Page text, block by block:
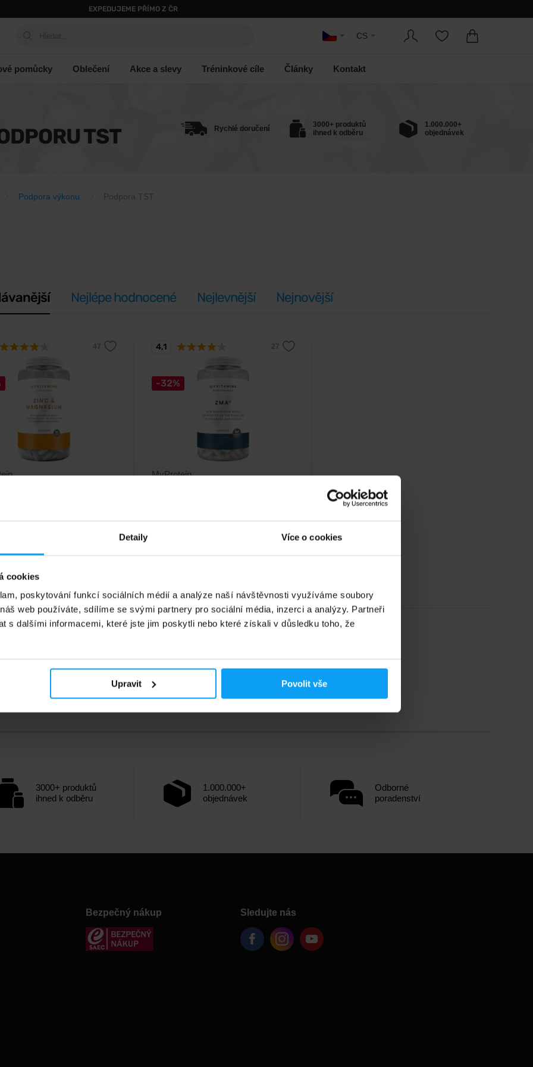
Detaily Více o cookies
cookies
poskytování funkcí sociálních médií a analýze naší návštěvnosti využíváme soubory
web používáte, sdílíme se svými partnery pro sociální média, inzerci a analýzy. Partneři
s dalšími informacemi, které jste jim poskytli nebo které získali v důsledku toho, že
Upravit Povolit vše
EXPEDUJEME PŘÍMO Z ČR
CS
pomůcky Oblečení Akce a slevy Tréninkové cíle Články Kontakt
TST Rychlé doručení
3000+ produktů
ihned k odběru
1.000.000+
objednávek
Podpora výkonu Podpora TST
Nejlépe hodnocené Nejlevnější Nejnovější
o vitamin B6 a měď.
Kč
-32%
MyProtein
409Kč
4,1
3000+ produktů
ihned k odběru
1.000.000+
objednávek
Odborné
poradenství
Bezpečný nákup Sledujte nás